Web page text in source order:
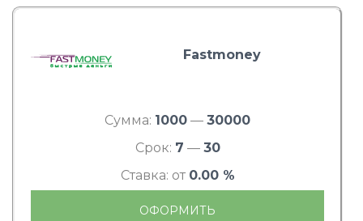
Fastmoney
Сумма: 1000 — 30000
Срок: 7 — 30
Ставка: от 0.00 %
ОФОРМИТЬ